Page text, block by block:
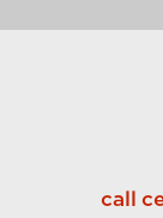
call